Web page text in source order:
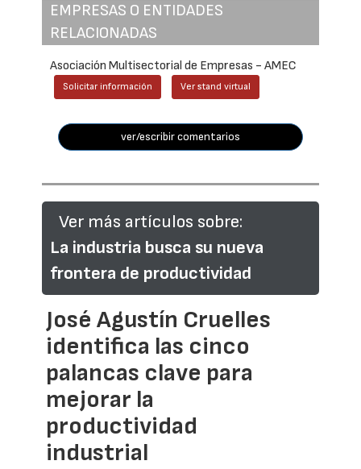
EMPRESAS O ENTIDADES
RELACIONADAS
Asociación Multisectorial de Empresas - AMEC
Solicitar información Ver stand virtual
ver/escribir comentarios
Ver más artículos sobre:
La industria busca su nueva
frontera de productividad
José Agustín Cruelles
identifica las cinco
palancas clave para
mejorar la
productividad
industrial